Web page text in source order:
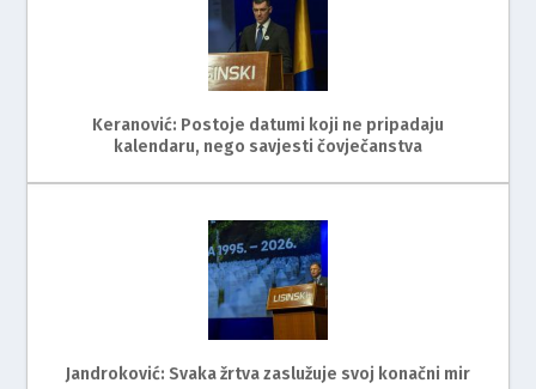
Keranović: Postoje datumi koji ne pripadaju
kalendaru, nego savjesti čovječanstva
Jandroković: Svaka žrtva zaslužuje svoj konačni mir